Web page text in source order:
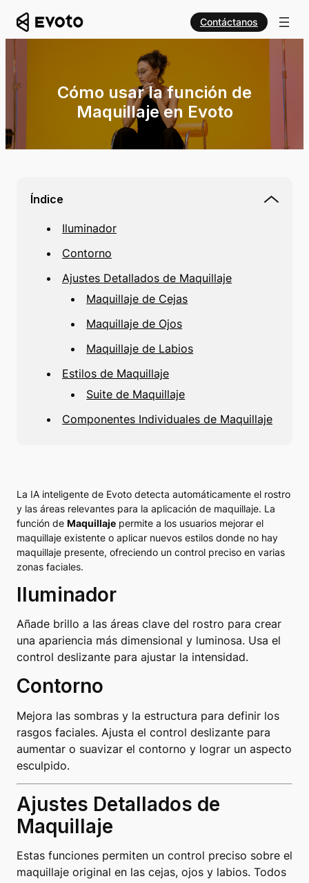
Contáctanos
Cómo usar la función de
Maquillaje en Evoto
Índice
Iluminador
Contorno
Ajustes Detallados de Maquillaje
Maquillaje de Cejas
Maquillaje de Ojos
Maquillaje de Labios
Estilos de Maquillaje
Suite de Maquillaje
Componentes Individuales de Maquillaje
La IA inteligente de Evoto detecta automáticamente el rostro
y las áreas relevantes para la aplicación de maquillaje. La
función de Maquillaje permite a los usuarios mejorar el
maquillaje existente o aplicar nuevos estilos donde no hay
maquillaje presente, ofreciendo un control preciso en varias
zonas faciales.
Iluminador
Añade brillo a las áreas clave del rostro para crear
una apariencia más dimensional y luminosa. Usa el
control deslizante para ajustar la intensidad.
Contorno
Mejora las sombras y la estructura para definir los
rasgos faciales. Ajusta el control deslizante para
aumentar o suavizar el contorno y lograr un aspecto
esculpido.
Ajustes Detallados de
Maquillaje
Estas funciones permiten un control preciso sobre el
maquillaje original en las cejas, ojos y labios. Todos